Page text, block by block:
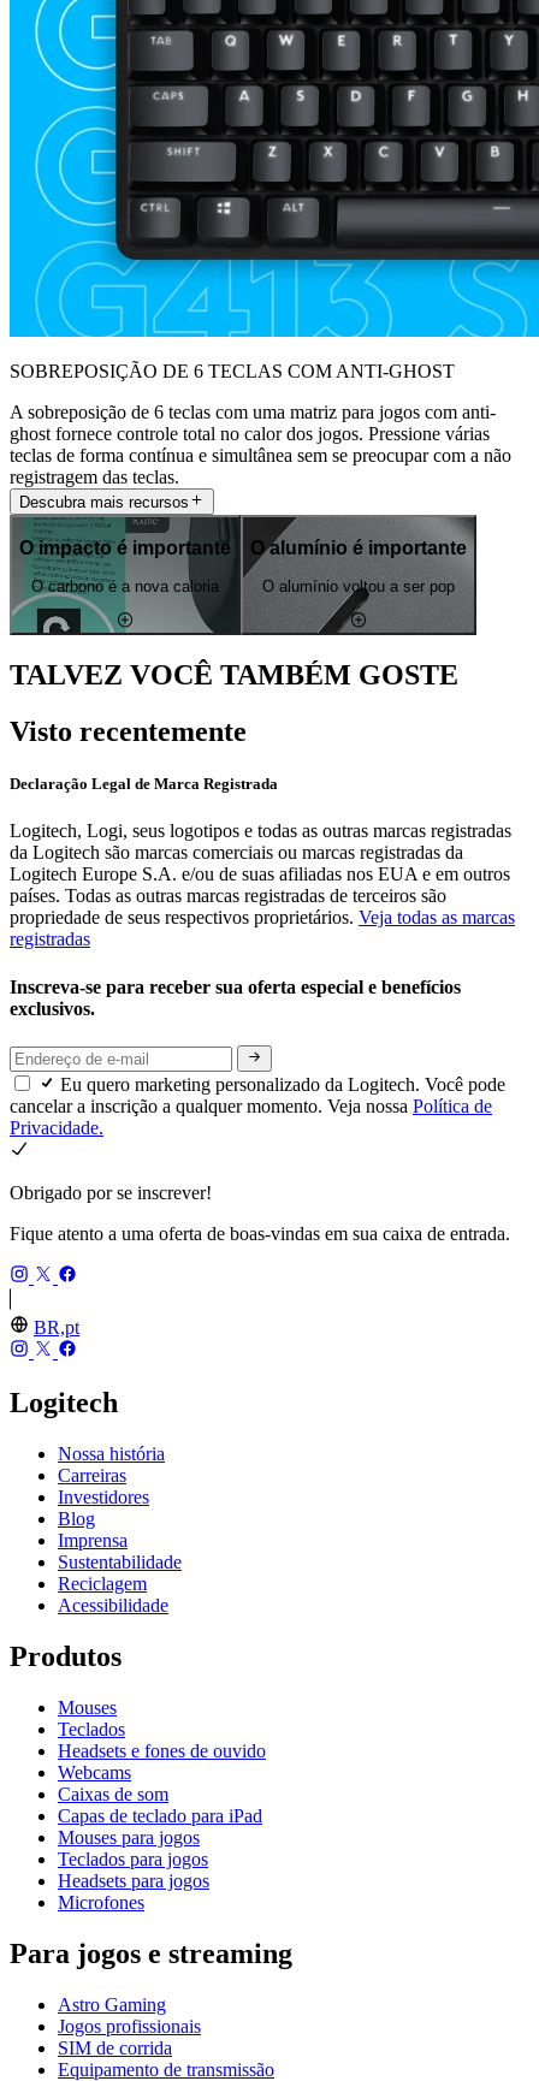
SOBREPOSIÇÃO DE 6 TECLAS COM ANTI-GHOST
A sobreposição de 6 teclas com uma matriz para jogos com anti-
ghost fornece controle total no calor dos jogos. Pressione várias
teclas de forma contínua e simultânea sem se preocupar com a não
registragem das teclas.
Descubra mais recursos
O impacto é importante
O carbono é a nova caloria
O alumínio é importante
O alumínio voltou a ser pop
TALVEZ VOCÊ TAMBÉM GOSTE
Visto recentemente
Declaração Legal de Marca Registrada
Logitech, Logi, seus logotipos e todas as outras marcas registradas
da Logitech são marcas comerciais ou marcas registradas da
Logitech Europe S.A. e/ou de suas afiliadas nos EUA e em outros
países. Todas as outras marcas registradas de terceiros são
propriedade de seus respectivos proprietários. Veja todas as marcas
registradas
Inscreva-se para receber sua oferta especial e benefícios
exclusivos.
Eu quero marketing personalizado da Logitech. Você pode
cancelar a inscrição a qualquer momento. Veja nossa Política de
Privacidade.
Obrigado por se inscrever!
Fique atento a uma oferta de boas-vindas em sua caixa de entrada.
BR,pt
Logitech
Nossa história
Carreiras
Investidores
Blog
Imprensa
Sustentabilidade
Reciclagem
Acessibilidade
Produtos
Mouses
Teclados
Headsets e fones de ouvido
Webcams
Caixas de som
Capas de teclado para iPad
Mouses para jogos
Teclados para jogos
Headsets para jogos
Microfones
Para jogos e streaming
Astro Gaming
Jogos profissionais
SIM de corrida
Equipamento de transmissão